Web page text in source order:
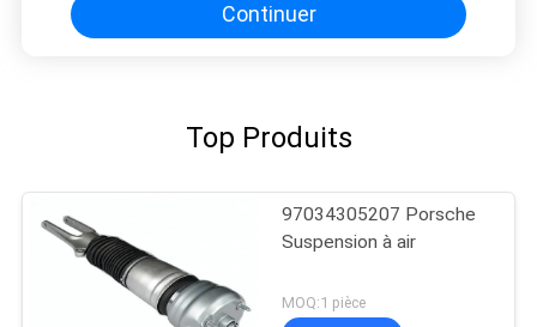
Continuer
Top Produits
97034305207 Porsche
Suspension à air
MOQ:1 pièce